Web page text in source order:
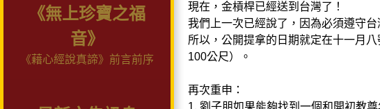
《無上珍寶之福
音》
《藉心經說真諦》前言前序
現在，金槓桿已經送到台灣了！
我們上一次已經說了，因為必須遵守
所以，公開提拿的日期就定在十一月
100公尺）。
再次重申：
1. 劉子朋如果能夠找到一個和開初教